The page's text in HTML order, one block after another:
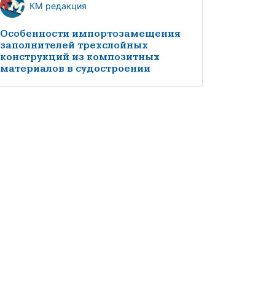
КМ редакция
Особенности импортозамещения
заполнителей трехслойных
конструкций из композитных
материалов в судостроении